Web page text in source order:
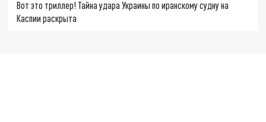
Вот это триллер! Тайна удара Украины по иранскому судну на
Каспии раскрыта